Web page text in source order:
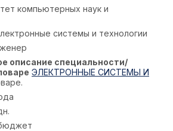
компьютерных наук и
системы и технологии
описание специальности/
ЭЛЕКТРОННЫЕ СИСТЕМЫ И